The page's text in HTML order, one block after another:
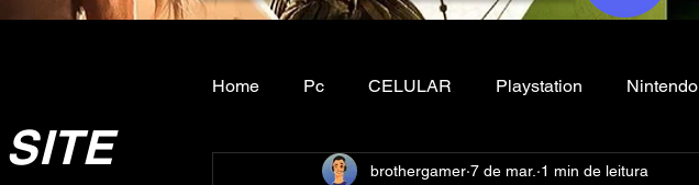
Home Pc CELULAR Playstation Nintendo
Emuladores Sobre nos Filmes e Series
brothergamer 7 de mar. 1 min de leitura